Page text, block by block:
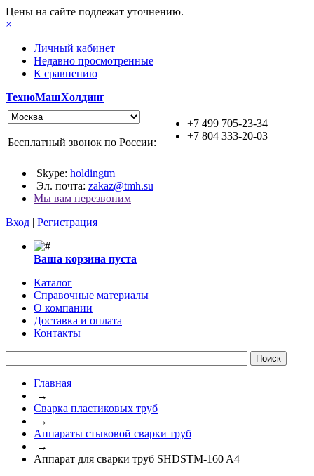
Цены на сайте подлежат уточнению.
×
Личный кабинет
Недавно просмотренные
К сравнению
ТехноМашХолдинг
+7 499 705-23-34
+7 804 333-20-03
Бесплатный звонок по России:
Skype: holdingtm
Эл. почта: zakaz@tmh.su
Мы вам перезвоним
Вход | Регистрация
Ваша корзина пуста
Каталог
Справочные материалы
О компании
Доставка и оплата
Контакты
Главная
→
Сварка пластиковых труб
→
Аппараты стыковой сварки труб
→
Аппарат для сварки труб SHDSTM-160 A4